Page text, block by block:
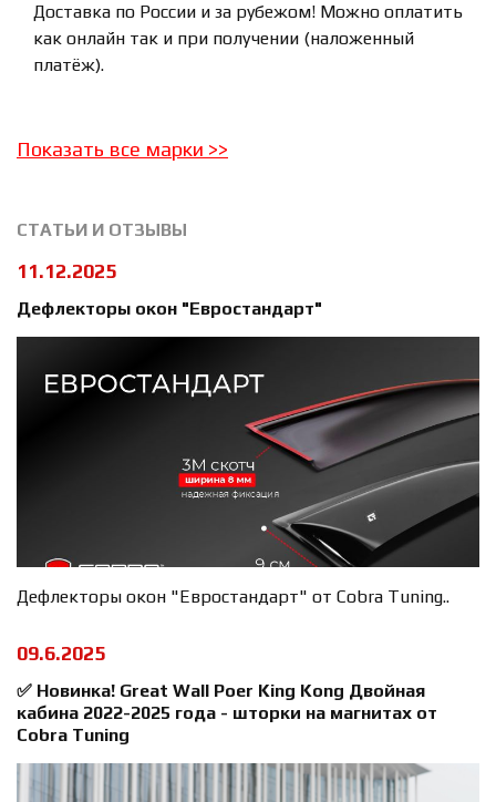
Доставка по России и за рубежом! Можно оплатить
как онлайн так и при получении (наложенный
платёж).
Показать все марки >>
СТАТЬИ И ОТЗЫВЫ
11.12.2025
Дефлекторы окон "Евростандарт"
Дефлекторы окон "Евростандарт" от Cobra Tuning..
09.6.2025
✅ Новинка! Great Wall Poer King Kong Двойная
кабина 2022-2025 года - шторки на магнитах от
Cobra Tuning